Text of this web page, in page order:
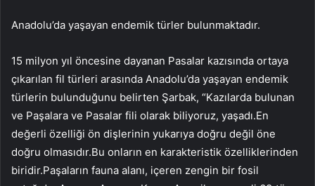
Anadolu’da yaşayan endemik türler bulunmaktadır.
15 milyon yıl öncesine dayanan Pasalar kazısında ortaya
çıkarılan fil türleri arasında Anadolu’da yaşayan endemik
türlerin bulunduğunu belirten Şarbak, “Kazılarda bulunan
ve Paşalara ve Pasalar fili olarak biliyoruz, yaşadı.En
değerli özelliği ön dişlerinin yukarıya doğru değil öne
doğru olmasıdır.Bu onların en karakteristik özelliklerinden
biridir.Paşaların fauna alanı, içeren zengin bir fosil